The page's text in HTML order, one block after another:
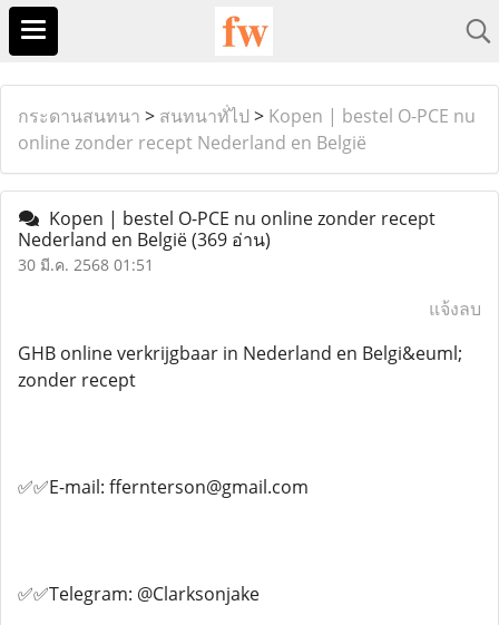
กระดานสนทนา > สนทนาทั่ไป > Kopen | bestel O-PCE nu
online zonder recept Nederland en België
Kopen | bestel O-PCE nu online zonder recept
Nederland en België(369 อ่าน)
30 มี.ค. 2568 01:51
แจ้งลบ
GHB online verkrijgbaar in Nederland en Belgi&euml;
zonder recept
✅✅E-mail: ffernterson@gmail.com
✅✅Telegram: @Clarksonjake